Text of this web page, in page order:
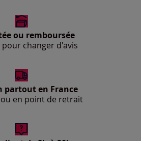
ou remboursée
changer d'avis
partout en France
en point de retrait